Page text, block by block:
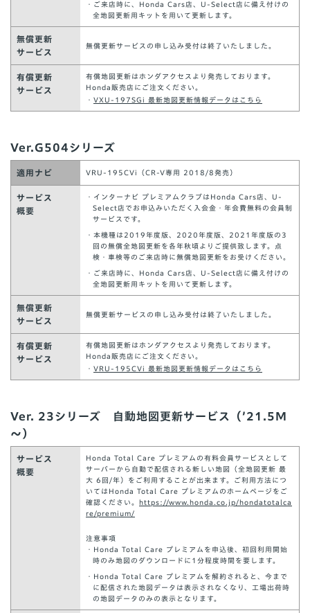
・ご来店時に、Honda Cars店、U-Select店に備え付けの
全地図更新用キットを用いて更新します。
無償更新
サービス
無償更新サービスの申し込み受付は終了いたしました。
有償更新
サービス
有償地図更新はホンダアクセスより発売しております。
Honda販売店にご注文ください。
・ VXU-197SGi 最新地図更新情報データはこちら
Ver.G504シリーズ
適用ナビ VRU-195CVi（CR-V専用 2018/8発売）
サービス
概要
・インターナビ プレミアムクラブはHonda Cars店、U-
Select店でお申込みいただく入会金・年会費無料の会員制
サービスです。
・本機種は2019年度版、2020年度版、2021年度版の3
回の無償全地図更新を各年秋頃よりご提供致します。点
検・車検等のご来店時に無償地図更新をお受けください。
・ご来店時に、Honda Cars店、U-Select店に備え付けの
全地図更新用キットを用いて更新します。
無償更新
サービス
無償更新サービスの申し込み受付は終了いたしました。
有償更新
サービス
有償地図更新はホンダアクセスより発売しております。
Honda販売店にご注文ください。
・ VRU-195CVi 最新地図更新情報データはこちら
Ver. 23シリーズ 自動地図更新サービス（’21.5M
～）
サービス
概要
Honda Total Care プレミアムの有料会員サービスとして
サーバーから自動で配信される新しい地図（全地図更新 最
大 6回/年）をご利用することが出来ます。ご利用方法につ
いてはHonda Total Care プレミアムのホームページをご
確認ください。 https://www.honda.co.jp/hondatotalca
re/premium/
注意事項
・Honda Total Care プレミアムを申込後、初回利⽤開始
時のみ地図のダウンロードに1分程度時間を要します。
・Honda Total Care プレミアムを解約されると、今まで
に配信された地図データは表示されなくなり、工場出荷時
の地図データのみの表示となります。